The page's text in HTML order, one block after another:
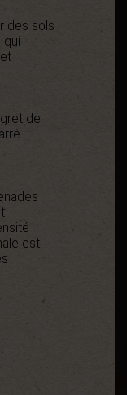
des sols
qui
de
est